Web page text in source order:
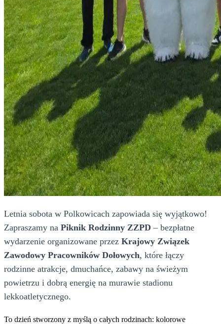
Letnia sobota w Polkowicach zapowiada się wyjątkowo!
Zapraszamy na Piknik Rodzinny ZZPD – bezpłatne
wydarzenie organizowane przez Krajowy Związek
Zawodowy Pracowników Dołowych, które łączy
rodzinne atrakcje, dmuchańce, zabawy na świeżym
powietrzu i dobrą energię na murawie stadionu
lekkoatletycznego.
To dzień stworzony z myślą o całych rodzinach: kolorowe